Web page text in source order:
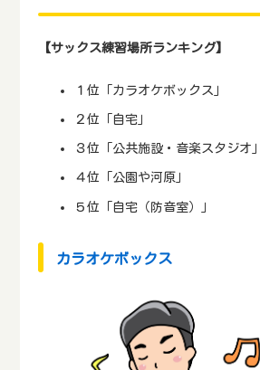
【サックス練習場所ランキング】
１位「カラオケボックス」
２位「自宅」
３位「公共施設・音楽スタジオ」
４位「公園や河原」
５位「自宅（防音室）」
カラオケボックス